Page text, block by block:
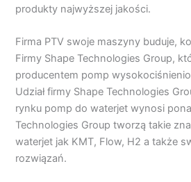
produkty najwyższej jakości.
Firma PTV swoje maszyny buduje,
Firmy Shape Technologies Group,
producentem pomp
Udział firmy Shape Technologies
rynku pomp do waterjet wynosi
Technologies Group tworzą takie
waterjet jak KMT, Flow, H2 a także
rozwiązań.